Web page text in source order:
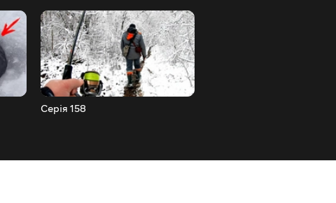
Серія 158